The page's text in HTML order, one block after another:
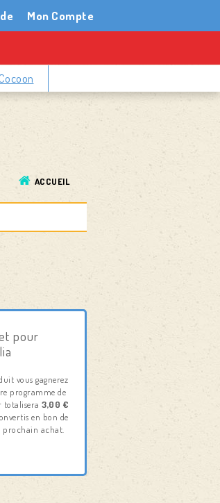
Mon Compte
ACCUEIL
pour
vous gagnerez
programme de
totalisera3,00 €
en bon de
achat.